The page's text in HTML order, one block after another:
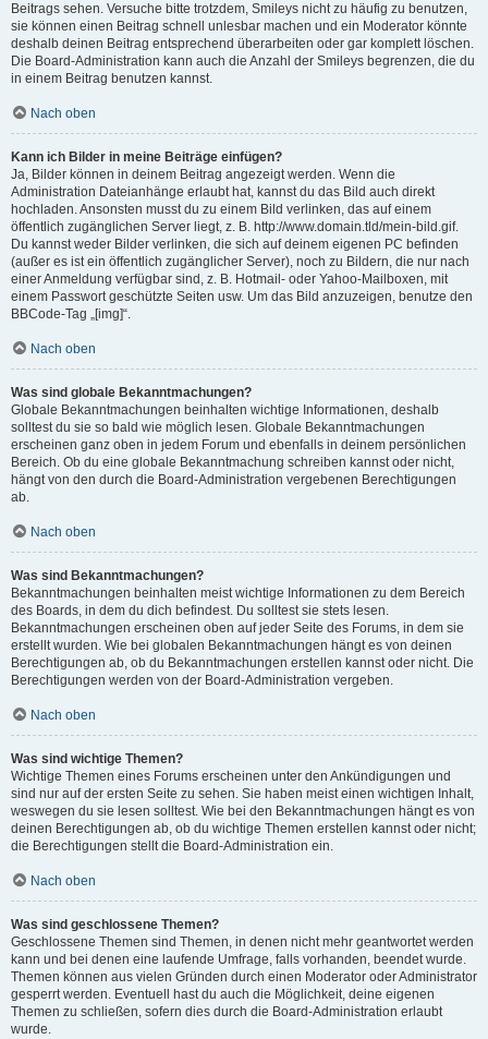
Beitrags sehen. Versuche bitte trotzdem, Smileys nicht zu häufig zu benutzen,
sie können einen Beitrag schnell unlesbar machen und ein Moderator könnte
deshalb deinen Beitrag entsprechend überarbeiten oder gar komplett löschen.
Die Board-Administration kann auch die Anzahl der Smileys begrenzen, die du
in einem Beitrag benutzen kannst.
Nach oben
Kann ich Bilder in meine Beiträge einfügen?
Ja, Bilder können in deinem Beitrag angezeigt werden. Wenn die
Administration Dateianhänge erlaubt hat, kannst du das Bild auch direkt
hochladen. Ansonsten musst du zu einem Bild verlinken, das auf einem
öffentlich zugänglichen Server liegt, z. B. http://www.domain.tld/mein-bild.gif.
Du kannst weder Bilder verlinken, die sich auf deinem eigenen PC befinden
(außer es ist ein öffentlich zugänglicher Server), noch zu Bildern, die nur nach
einer Anmeldung verfügbar sind, z. B. Hotmail- oder Yahoo-Mailboxen, mit
einem Passwort geschützte Seiten usw. Um das Bild anzuzeigen, benutze den
BBCode-Tag „[img]“.
Nach oben
Was sind globale Bekanntmachungen?
Globale Bekanntmachungen beinhalten wichtige Informationen, deshalb
solltest du sie so bald wie möglich lesen. Globale Bekanntmachungen
erscheinen ganz oben in jedem Forum und ebenfalls in deinem persönlichen
Bereich. Ob du eine globale Bekanntmachung schreiben kannst oder nicht,
hängt von den durch die Board-Administration vergebenen Berechtigungen
ab.
Nach oben
Was sind Bekanntmachungen?
Bekanntmachungen beinhalten meist wichtige Informationen zu dem Bereich
des Boards, in dem du dich befindest. Du solltest sie stets lesen.
Bekanntmachungen erscheinen oben auf jeder Seite des Forums, in dem sie
erstellt wurden. Wie bei globalen Bekanntmachungen hängt es von deinen
Berechtigungen ab, ob du Bekanntmachungen erstellen kannst oder nicht. Die
Berechtigungen werden von der Board-Administration vergeben.
Nach oben
Was sind wichtige Themen?
Wichtige Themen eines Forums erscheinen unter den Ankündigungen und
sind nur auf der ersten Seite zu sehen. Sie haben meist einen wichtigen Inhalt,
weswegen du sie lesen solltest. Wie bei den Bekanntmachungen hängt es von
deinen Berechtigungen ab, ob du wichtige Themen erstellen kannst oder nicht;
die Berechtigungen stellt die Board-Administration ein.
Nach oben
Was sind geschlossene Themen?
Geschlossene Themen sind Themen, in denen nicht mehr geantwortet werden
kann und bei denen eine laufende Umfrage, falls vorhanden, beendet wurde.
Themen können aus vielen Gründen durch einen Moderator oder Administrator
gesperrt werden. Eventuell hast du auch die Möglichkeit, deine eigenen
Themen zu schließen, sofern dies durch die Board-Administration erlaubt
wurde.